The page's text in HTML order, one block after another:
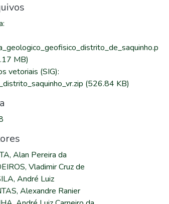
:
MB)
vetoriais (SIG):
(526.84 KB)
Alan Pereira da
Vladimir Cruz de
André Luiz
Alexandre Ranier